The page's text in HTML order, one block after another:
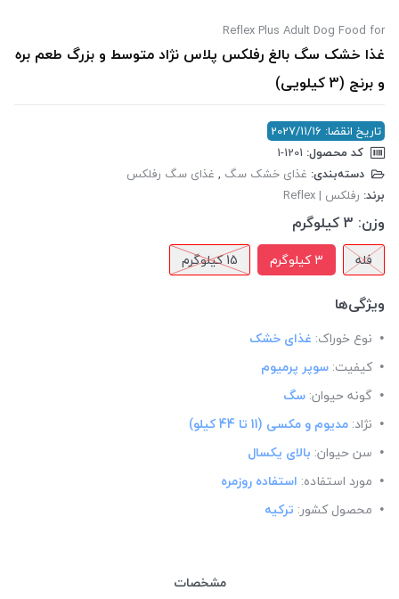
Reflex Plus Adult Dog Food for
غذا خشک سگ بالغ رفلکس پلاس نژاد متوسط و بزرگ طعم بره
و برنج (3 کیلویی)
تاریخ انقضا: 2027/11/16
کد محصول:
دسته‌بندی: غذای خشک سگ , غذای سگ رفلکس
برند: رفلکس | Reflex
وزن: 3 کیلوگرم
فله 3 کیلوگرم 15 کیلوگرم
ویژگی‌ها
نوع خوراک: غذای خشک
کیفیت: سوپر پرمیوم
گونه حیوان: سگ
نژاد: مدیوم و مکسی (11 تا 44 کیلو)
سن حیوان: بالای یکسال
مورد استفاده: استفاده روزمره
محصول کشور: ترکیه
مشخصات